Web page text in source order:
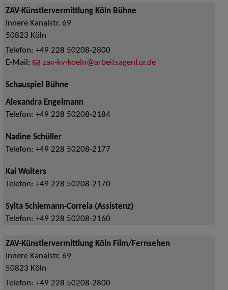
ZAV-Künstlervermittlung Köln Bühne
Innere Kanalstr. 69
50823 Köln
Telefon: +49 228 50208-2800
E-Mail:
zav-kv-koeln@arbeitsagentur.de
Schauspiel Bühne
Alexandra Engelmann
Telefon: +49 228 50208-2184
Nadine Schüller
Telefon: +49 228 50208-2177
Kai Wolters
Telefon: +49 228 50208-2170
Sylta Schiemann-Correia (Assistenz)
Telefon: +49 228 50208-2160
ZAV-Künstlervermittlung Köln Film/Fernsehen
Innere Kanalstr. 69
50823 Köln
Telefon: +49 228 50208-2800